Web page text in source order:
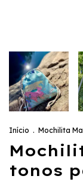
Início . Mochilita
tonos